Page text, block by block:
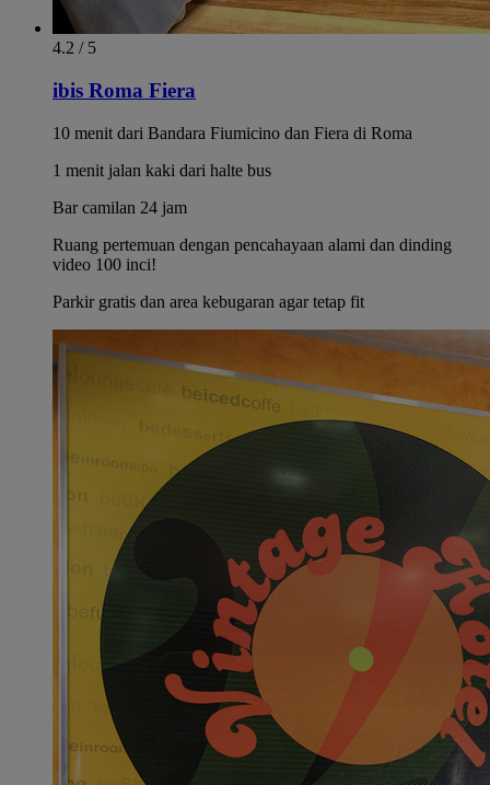
4.2 / 5
ibis Roma Fiera
10 menit dari Bandara Fiumicino dan Fiera di Roma
1 menit jalan kaki dari halte bus
Bar camilan 24 jam
Ruang pertemuan dengan pencahayaan alami dan dinding
video 100 inci!
Parkir gratis dan area kebugaran agar tetap fit